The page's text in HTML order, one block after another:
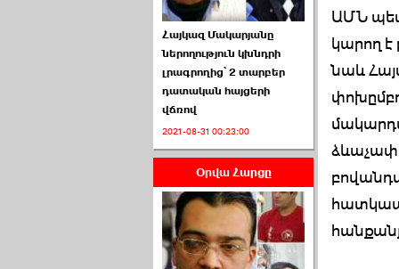
ՏԵՍԱՆՅՈՒԹ․ Ի՞նչ
իրավիճակ է այս ›››
2026-07-04 10:40:00
Հայկազ Մակարյանը
ներողություն կխնդրի
լրագրողից՝ 2 տարբեր
դատական հայցերի
վճռով
2021-08-31 00:23:00
Օրվա Հարցը
ԱՄՆ
կարող է
նաև